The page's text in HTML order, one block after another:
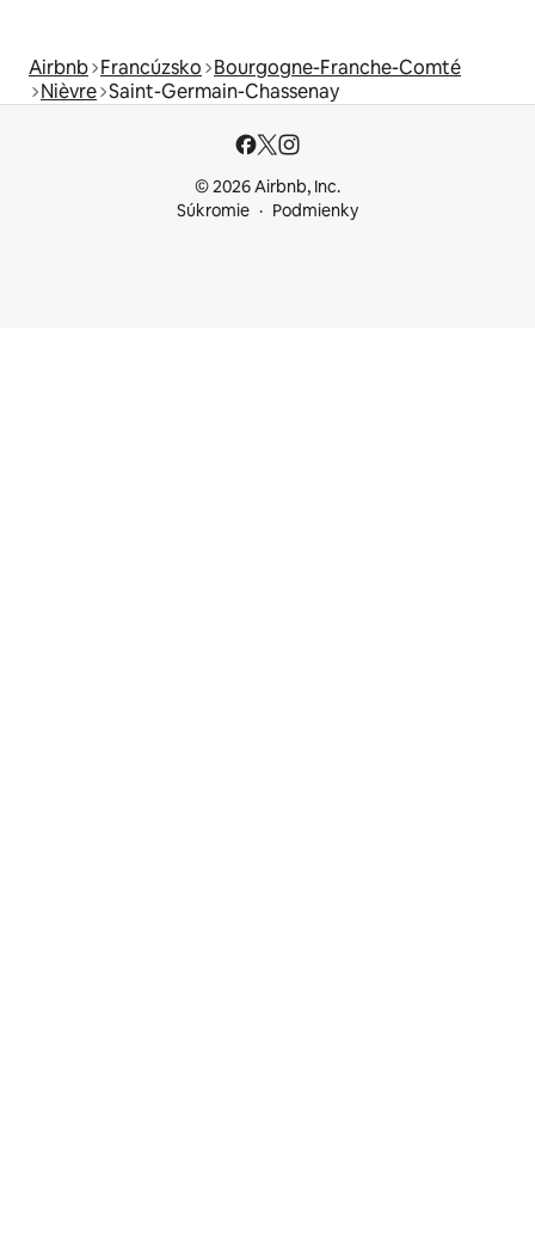
Airbnb Francúzsko Bourgogne-Franche-Comté
Nièvre Saint-Germain-Chassenay
© 2026 Airbnb, Inc.
Súkromie
Podmienky